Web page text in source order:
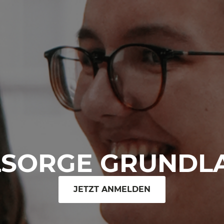
JETZT ANMELDEN